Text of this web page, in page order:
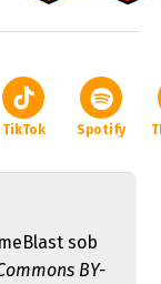
TikTok Spotify
sob
BY-